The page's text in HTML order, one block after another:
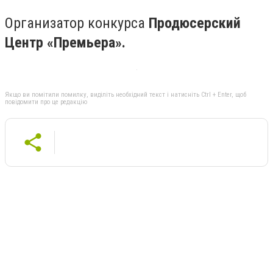
Организатор конкурса Продюсерский
Центр «Премьера».
Якщо ви помітили помилку, виділіть необхідний текст і натисніть Ctrl + Enter, щоб
повідомити про це редакцію